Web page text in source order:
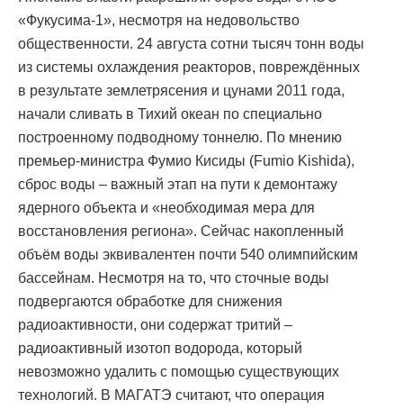
«Фукусима-1», несмотря на недовольство
общественности. 24 августа сотни тысяч тонн воды
из системы охлаждения реакторов, повреждённых
в результате землетрясения и цунами 2011 года,
начали сливать в Тихий океан по специально
построенному подводному тоннелю. По мнению
премьер-министра Фумио Кисиды (Fumio Kishida),
сброс воды – важный этап на пути к демонтажу
ядерного объекта и «необходимая мера для
восстановления региона». Сейчас накопленный
объём воды эквивалентен почти 540 олимпийским
бассейнам. Несмотря на то, что сточные воды
подвергаются обработке для снижения
радиоактивности, они содержат тритий –
радиоактивный изотоп водорода, который
невозможно удалить с помощью существующих
технологий. В МАГАТЭ считают, что операция